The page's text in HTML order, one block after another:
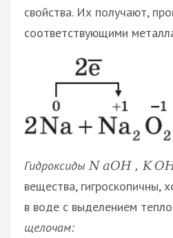
свойства. Их получают,
соответствующими
Гидроксиды NaOH , K O
вещества, гигроскопичны,
в воде с выделением
щелочам: